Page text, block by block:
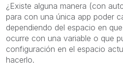
¿Existe alguna manera (con
para con una única app poder
dependiendo del espacio en
ocurre con una variable o que
configuración en el espacio
hacerlo.